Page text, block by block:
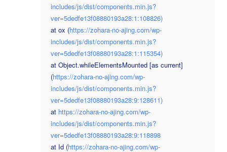
includes/js/dist/components.min.js?
ver=5dedfe13f08880193a28:1:108826)
at ox (https://zohara-no-ajing.com/wp-
includes/js/dist/components.min.js?
ver=5dedfe13f08880193a28:1:115354)
at Object.whileElementsMounted [as current]
(https://zohara-no-ajing.com/wp-
includes/js/dist/components.min.js?
ver=5dedfe13f08880193a28:9:128611)
at https://zohara-no-ajing.com/wp-
includes/js/dist/components.min.js?
ver=5dedfe13f08880193a28:9:118898
at Id (https://zohara-no-ajing.com/wp-